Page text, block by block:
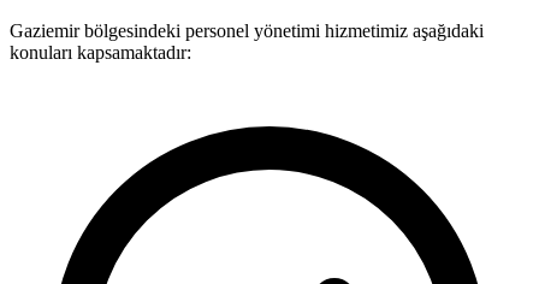
Gaziemir bölgesindeki personel yönetimi hizmetimiz aşağıdaki
konuları kapsamaktadır: